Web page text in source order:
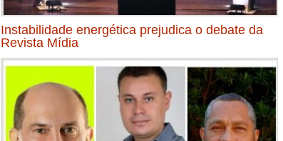
Instabilidade energética prejudica o debate da
Revista Mídia